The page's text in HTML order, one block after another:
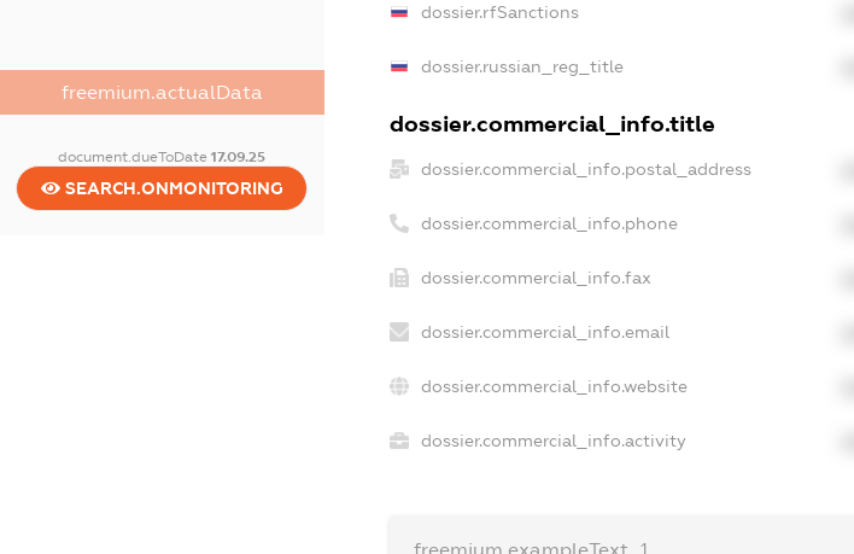
freemium.actualData
document.dueToDate17.09.25
SEARCH.ONMONITORING
dossier.rfSanctions
dossier.russian_reg_title
dossier.commercial_info.title
dossier.commercial_info.postal_address
dossier.commercial_info.phone
dossier.commercial_info.fax
dossier.commercial_info.email
dossier.commercial_info.website
dossier.commercial_info.activity